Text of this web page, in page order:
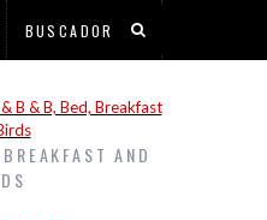
AND